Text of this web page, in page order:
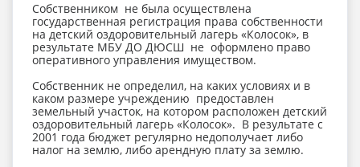
Собственником не была осуществлена
государственная регистрация права собственности
на детский оздоровительный лагерь «Колосок», в
результате МБУ ДО ДЮСШ не оформлено право
оперативного управления имуществом.
Собственник не определил, на каких условиях и в
каком размере учреждению предоставлен
земельный участок, на котором расположен детский
оздоровительный лагерь «Колосок». В результате с
2001 года бюджет регулярно недополучает либо
налог на землю, либо арендную плату за землю.